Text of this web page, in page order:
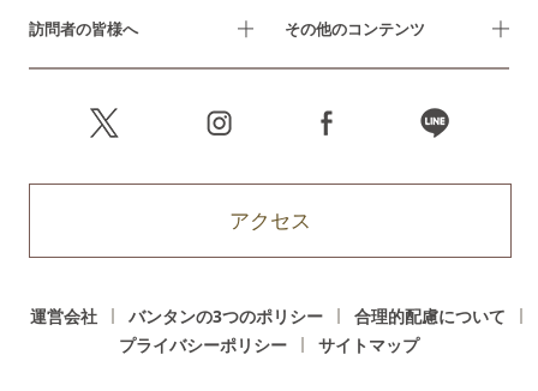
訪問者の皆様へ その他のコンテンツ
アクセス
運営会社 バンタンの3つのポリシー
合理的配慮について
プライバシーポリシー
サイトマップ